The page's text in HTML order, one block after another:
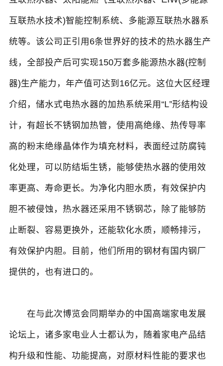
互联热水技术)智能控制系统、多能源互联热水器系
统等。该公司正引用6条世界好的技术的热水器生产
线，全部投产后可实现150万套多能源热水器(控制
器)生产能力，年产值可达到16亿元。这位大区经理
介绍，储水式电热水器的加热系统采用“L”形结构设
计，有超长不锈钢加热管，使用高绝缘、热传导率
高的粉末绝缘晶体作为填充材料，表面经过防腐钝
化处理，可以防结垢生锈，能够使热水器的使用效
率更高、寿命更长。为净化内胆水质，有效保护内
胆不被侵蚀，热水器还采用不锈钢芯，除了能够防
止断裂、容易更换外，还能软化水质，顺畅排污，
有效保护内胆。目前，他们所用的钢材有国内钢厂
提供的，也有进口的。
在与此次博览会同期举办的中国高端家电发展
论坛上，诸多家电业人士都认为，随着家电产品结
构升级和性能、功能提高，对原材料性能的要求也